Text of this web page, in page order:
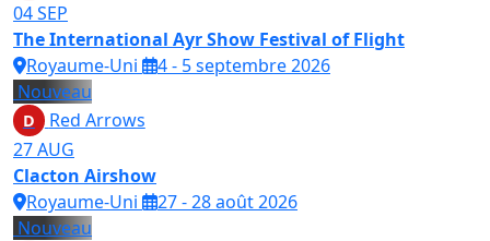
04SEP
The International Ayr Show Festival of Flight
Royaume-Uni
4 - 5 septembre 2026
Nouveau
D
Red Arrows
27AUG
Clacton Airshow
Royaume-Uni
27 - 28 août 2026
Nouveau